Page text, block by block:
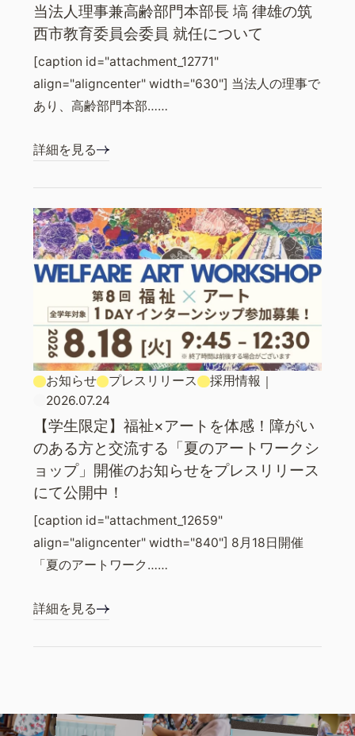
当法人理事兼高齢部門本部長 塙 律雄の筑
西市教育委員会委員 就任について
[caption id="attachment_12771"
align="aligncenter" width="630"] 当法人の理事で
あり、高齢部門本部……
詳細を見る
お知らせ プレスリリース 採用情報 ｜
2026.07.24
【学生限定】福祉×アートを体感！障がい
のある方と交流する「夏のアートワークシ
ョップ」開催のお知らせをプレスリリース
にて公開中！
[caption id="attachment_12659"
align="aligncenter" width="840"] 8月18日開催
「夏のアートワーク……
詳細を見る